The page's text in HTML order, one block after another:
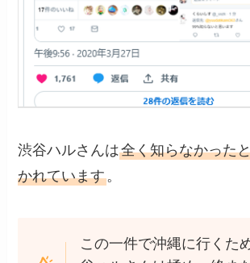
渋谷ハルさんは全く知らなかった
かれています。
この一件で沖縄に行くた